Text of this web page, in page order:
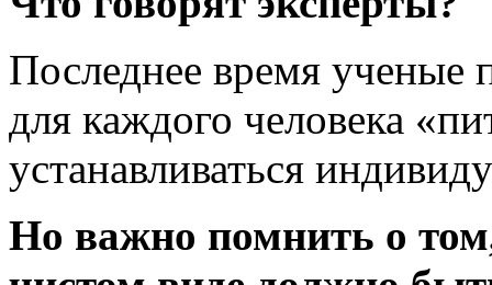
Последнее время ученые
для каждого человека
устанавливаться
Но важно помнить о